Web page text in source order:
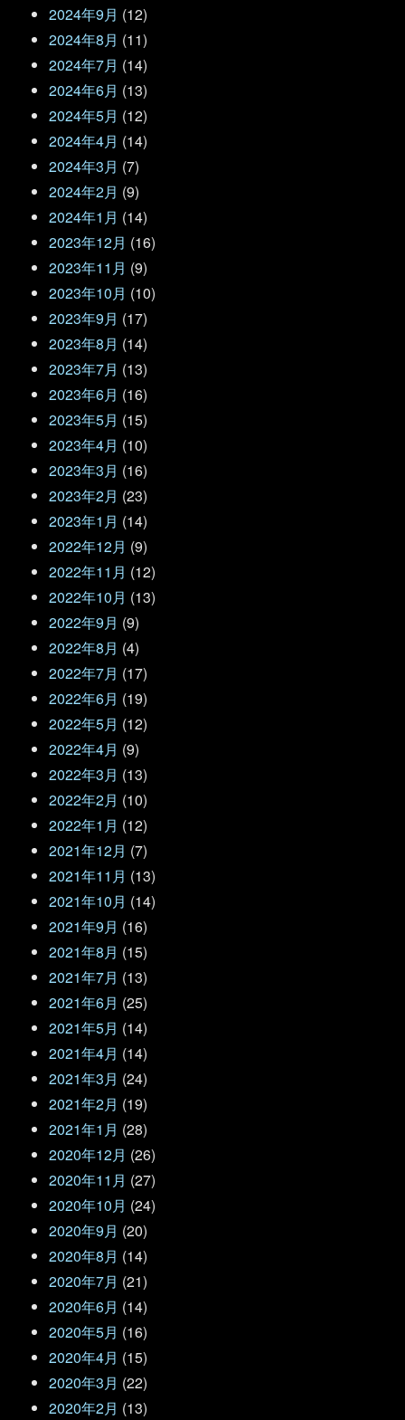
2024年9月 (12)
2024年8月 (11)
2024年7月 (14)
2024年6月 (13)
2024年5月 (12)
2024年4月 (14)
2024年3月 (7)
2024年2月 (9)
2024年1月 (14)
2023年12月 (16)
2023年11月 (9)
2023年10月 (10)
2023年9月 (17)
2023年8月 (14)
2023年7月 (13)
2023年6月 (16)
2023年5月 (15)
2023年4月 (10)
2023年3月 (16)
2023年2月 (23)
2023年1月 (14)
2022年12月 (9)
2022年11月 (12)
2022年10月 (13)
2022年9月 (9)
2022年8月 (4)
2022年7月 (17)
2022年6月 (19)
2022年5月 (12)
2022年4月 (9)
2022年3月 (13)
2022年2月 (10)
2022年1月 (12)
2021年12月 (7)
2021年11月 (13)
2021年10月 (14)
2021年9月 (16)
2021年8月 (15)
2021年7月 (13)
2021年6月 (25)
2021年5月 (14)
2021年4月 (14)
2021年3月 (24)
2021年2月 (19)
2021年1月 (28)
2020年12月 (26)
2020年11月 (27)
2020年10月 (24)
2020年9月 (20)
2020年8月 (14)
2020年7月 (21)
2020年6月 (14)
2020年5月 (16)
2020年4月 (15)
2020年3月 (22)
2020年2月 (13)